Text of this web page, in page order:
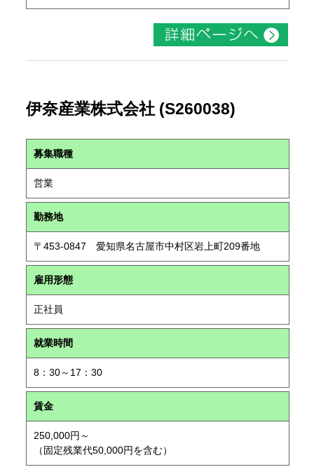
伊奈産業株式会社 (S260038)
募集職種
営業
勤務地
〒453-0847 愛知県名古屋市中村区岩上町209番地
雇用形態
正社員
就業時間
8：30～17：30
賃金
250,000円～
（固定残業代50,000円を含む）